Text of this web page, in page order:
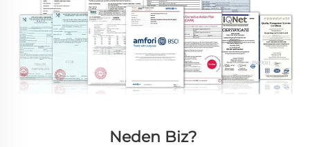
Neden Biz?